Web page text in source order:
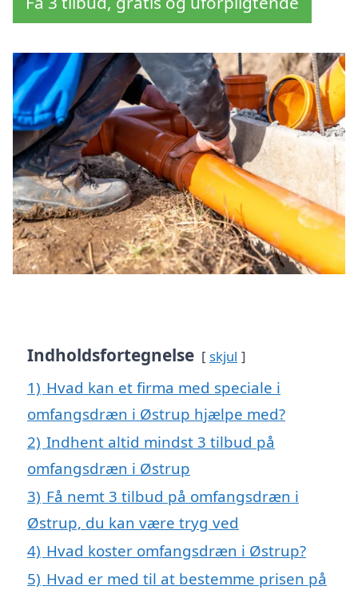
Indholdsfortegnelse skjul
1) Hvad kan et firma med speciale i
omfangsdræn i Østrup hjælpe med?
2) Indhent altid mindst 3 tilbud på
omfangsdræn i Østrup
3) Få nemt 3 tilbud på omfangsdræn i
Østrup, du kan være tryg ved
4) Hvad koster omfangsdræn i Østrup?
5) Hvad er med til at bestemme prisen på